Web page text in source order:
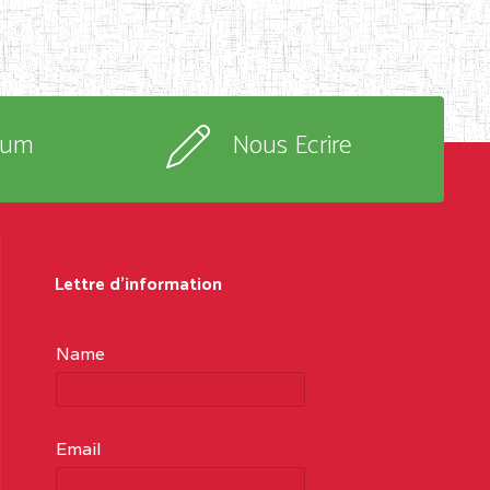
Nous Ecrire
Lettre d'information
Name
Email